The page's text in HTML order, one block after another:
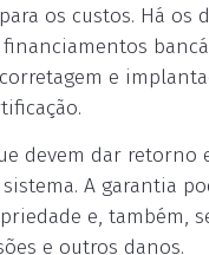
os custos. Há os
financiamentos
e
devem dar retorno
A garantia
e, também,
e outros danos.